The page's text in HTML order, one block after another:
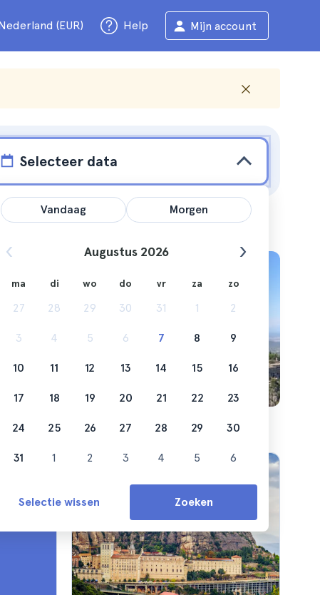
(EUR) Help Mijn account
Selecteer data
te
Vandaag Morgen
Augustus 2026
ma di wo do vr za zo
27 28 29 30 31 1 2
3 4 5 6 7 8 9
10 11 12 13 14 15 16
17 18 19 20 21 22 23
24 25 26 27 28 29 30
31 1 2 3 4 5 6
Selectie wissen Zoeken